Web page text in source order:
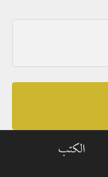
الكتب